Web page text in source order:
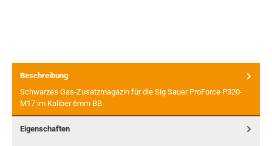
Beschreibung
Schwarzes Gas-Zusatzmagazin für die Sig Sauer ProForce P320-
M17 im Kaliber 6mm BB.
Eigenschaften